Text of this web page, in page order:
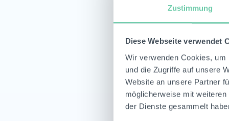
Zustimmung
Diese Webseite verwendet
Wir verwenden Cookies,
und die Zugriffe auf unsere
Website an unsere Partner
möglicherweise mit
der Dienste gesammelt